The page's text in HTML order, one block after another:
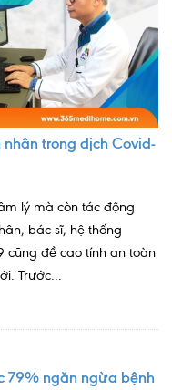
kỳ
trong dịch Covid-
lý mà còn tác động
bác sĩ, hệ thống
cũng đề cao tính an toàn
Trước...
79% ngăn ngừa bệnh